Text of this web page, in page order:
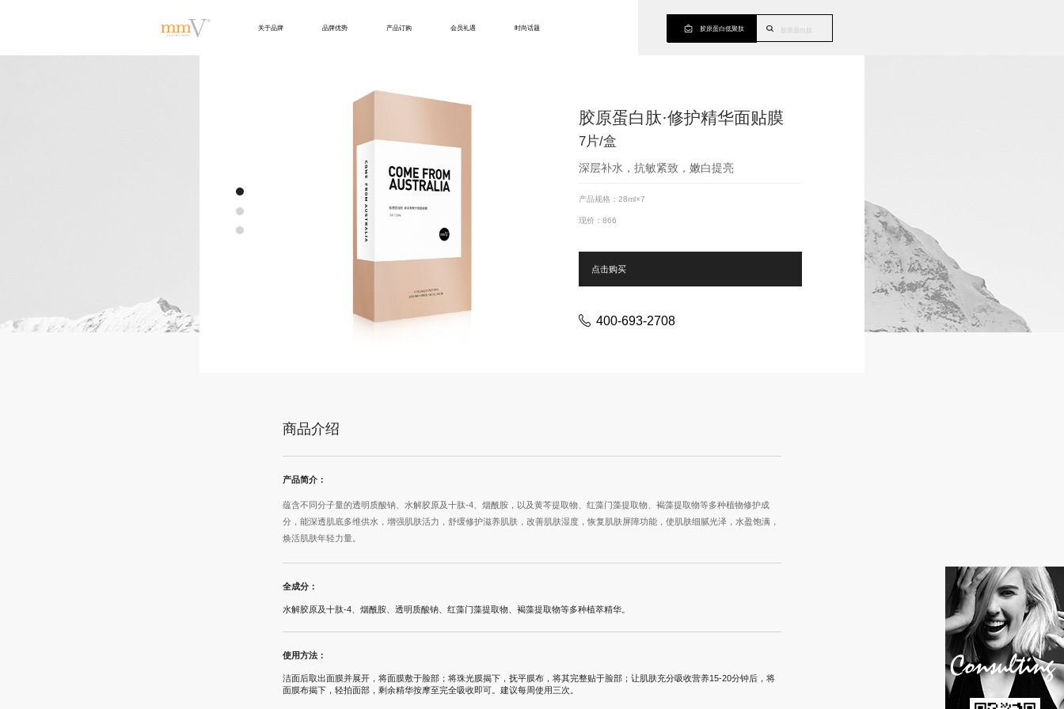
关于品牌 品牌优势 产品订购 会员礼遇 时尚话题 胶原蛋白低聚肽 胶原蛋白肽
胶原蛋白肽·修护精华面贴膜
7片/盒
深层补水，抗敏紧致，嫩白提亮
产品规格：28ml×7
现价：866
点击购买
400-693-2708
商品介绍
产品简介：
蕴含不同分子量的透明质酸钠、水解胶原及十肽-4、烟酰胺，以及黄芩提取物、红藻门藻提取物、褐藻提取物等多种植物修护成
分，能深透肌底多维供水，增强肌肤活力，舒缓修护滋养肌肤，改善肌肤湿度，恢复肌肤屏障功能，使肌肤细腻光泽，水盈饱满，
焕活肌肤年轻力量。
全成分：
水解胶原及十肽-4、烟酰胺、透明质酸钠、红藻门藻提取物、褐藻提取物等多种植萃精华。
使用方法：
洁面后取出面膜并展开，将面膜敷于脸部；将珠光膜揭下，抚平膜布，将其完整贴于脸部；让肌肤充分吸收营养15-20分钟后，将
面膜布揭下，轻拍面部，剩余精华按摩至完全吸收即可。建议每周使用三次。